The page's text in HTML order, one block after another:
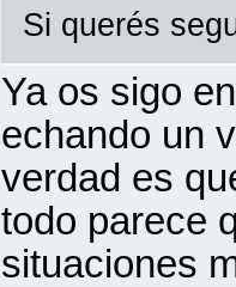
Si querés
Ya os sigo
echando un
verdad es
todo parece
situaciones